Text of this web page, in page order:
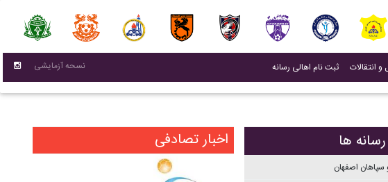
انتقالات
(current) ثبت نام اهالی رسانه
(current) نسحه آزمایشی
ها
سپاهان اصفهان
اخبار تصادفی